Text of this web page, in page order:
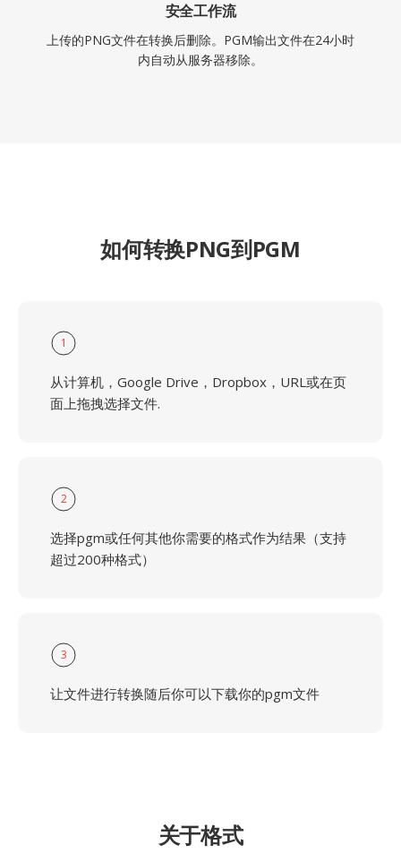
安全工作流
上传的PNG文件在转换后删除。PGM输出文件在24小时
内自动从服务器移除。
如何转换PNG到PGM
1
从计算机，Google Drive，Dropbox，URL或在页
面上拖拽选择文件.
2
选择pgm或任何其他你需要的格式作为结果（支持
超过200种格式）
3
让文件进行转换随后你可以下载你的pgm文件
关于格式